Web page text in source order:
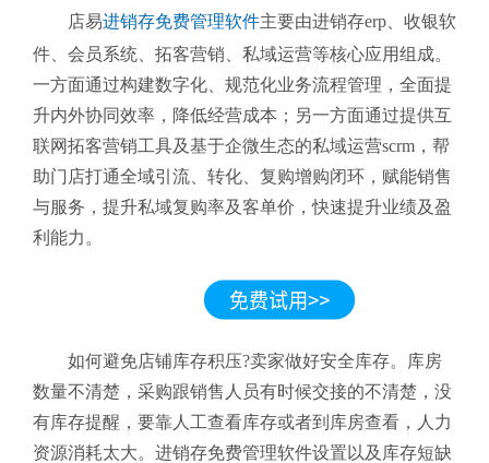
店易进销存免费管理软件主要由进销存erp、收银软
件、会员系统、拓客营销、私域运营等核心应用组成。
一方面通过构建数字化、规范化业务流程管理，全面提
升内外协同效率，降低经营成本；另一方面通过提供互
联网拓客营销工具及基于企微生态的私域运营scrm，帮
助门店打通全域引流、转化、复购增购闭环，赋能销售
与服务，提升私域复购率及客单价，快速提升业绩及盈
利能力。
如何避免店铺库存积压?卖家做好安全库存。库房
数量不清楚，采购跟销售人员有时候交接的不清楚，没
有库存提醒，要靠人工查看库存或者到库房查看，人力
资源消耗太大。进销存免费管理软件设置以及库存短缺